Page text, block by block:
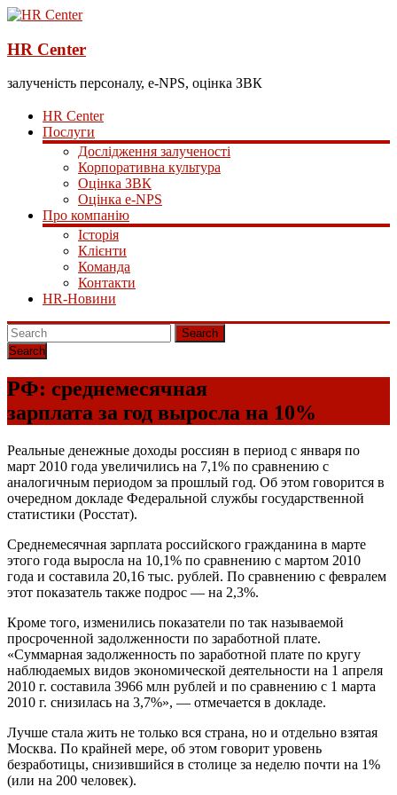
HR Center
залученість персоналу, e-NPS, оцінка ЗВК
HR Center
Послуги
Дослідження залученості
Корпоративна культура
Оцінка ЗВК
Оцінка e-NPS
Про компанію
Історія
Клієнти
Команда
Контакти
HR-Новини
Search
РФ: среднемесячная
зарплата за год выросла на 10%
Реальные денежные доходы россиян в период с января по
март 2010 года увеличились на 7,1% по сравнению с
аналогичным периодом за прошлый год. Об этом говорится в
очередном докладе Федеральной службы государственной
статистики (Росстат).
Среднемесячная зарплата российского гражданина в марте
этого года выросла на 10,1% по сравнению с мартом 2010
года и составила 20,16 тыс. рублей. По сравнению с февралем
этот показатель также подрос — на 2,3%.
Кроме того, изменились показатели по так называемой
просроченной задолженности по заработной плате.
«Суммарная задолженность по заработной плате по кругу
наблюдаемых видов экономической деятельности на 1 апреля
2010 г. составила 3966 млн рублей и по сравнению с 1 марта
2010 г. снизилась на 3,7%», — отмечается в докладе.
Лучше стала жить не только вся страна, но и отдельно взятая
Москва. По крайней мере, об этом говорит уровень
безработицы, снизившийся в столице за неделю почти на 1%
(или на 200 человек).